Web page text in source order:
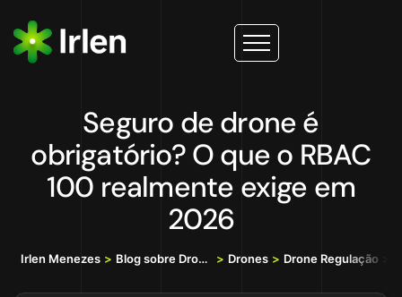
Seguro de drone é
obrigatório? O que o RBAC
100 realmente exige em
2026
Irlen Menezes > Blog sobre Drones, IA e Tecnologia da Informação > Drones > Drone Regulação